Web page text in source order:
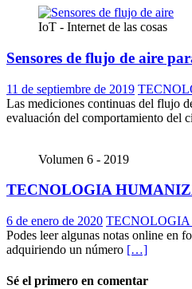
IoT - Internet de las cosas
Sensores de flujo de aire
11 de septiembre de 2019
Las mediciones continuas del flujo
evaluación del comportamiento del
Volumen 6 - 2019
TECNOLOGIA
6 de enero de 2020
Podes leer algunas notas online en
adquiriendo un número […]
Sé el primero en comentar